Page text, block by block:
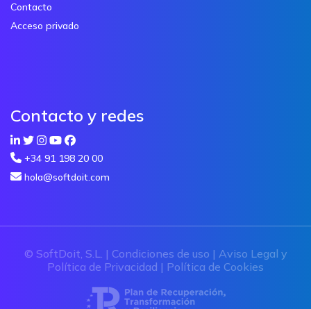
Contacto
Acceso privado
Contacto y redes
+34 91 198 20 00
hola@softdoit.com
© SoftDoit, S.L. | Condiciones de uso | Aviso Legal y
Política de Privacidad | Política de Cookies